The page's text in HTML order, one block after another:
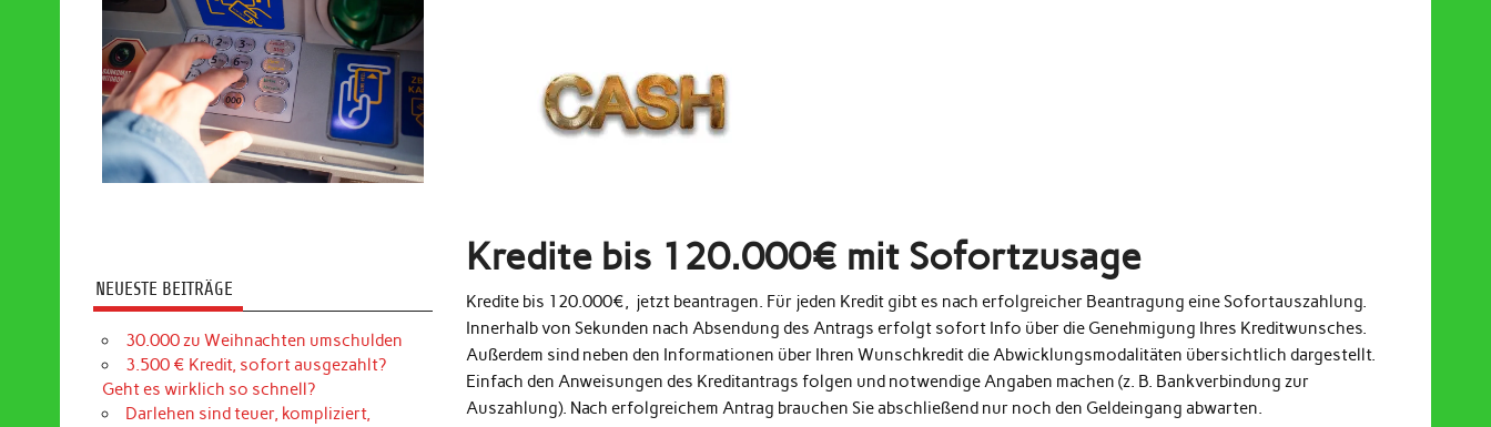
Kredite bis 120.000€ mit Sofortzusage
Kredite bis 120.000€, jetzt beantragen. Für jeden Kredit gibt es nach erfolgreicher Beantragung eine Sofortauszahlung.
Innerhalb von Sekunden nach Absendung des Antrags erfolgt sofort Info über die Genehmigung Ihres Kreditwunsches.
Außerdem sind neben den Informationen über Ihren Wunschkredit die Abwicklungsmodalitäten übersichtlich dargestellt.
Einfach den Anweisungen des Kreditantrags folgen und notwendige Angaben machen (z. B. Bankverbindung zur
Auszahlung). Nach erfolgreichem Antrag brauchen Sie abschließend nur noch den Geldeingang abwarten.
NEUESTE BEITRÄGE
30.000 zu Weihnachten umschulden
3.500 € Kredit, sofort ausgezahlt?
Geht es wirklich so schnell?
Darlehen sind teuer, kompliziert,